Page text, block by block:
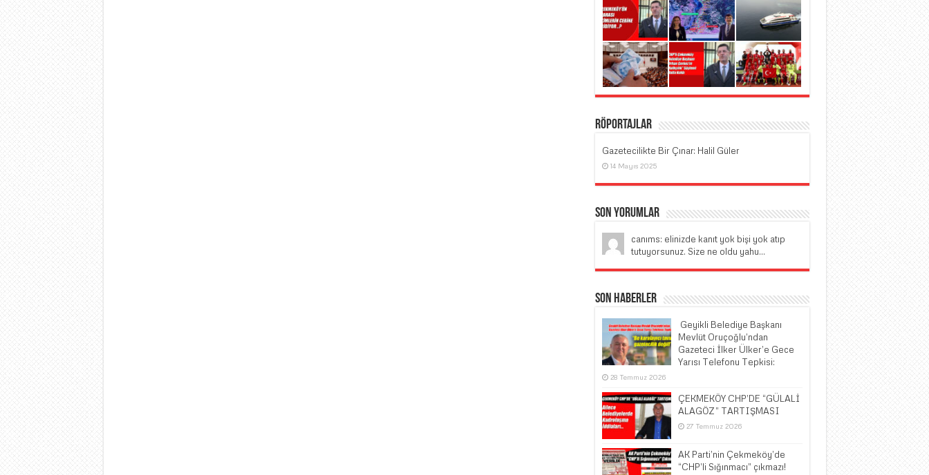
Röportajlar
Gazetecilikte Bir Çınar: Halil Güler
14 Mayıs 2025
Son Yorumlar
canıms: elinizde kanıt yok bişi yok atıp
tutuyorsunuz. Size ne oldu yahu...
Son Haberler
​ Geyikli Belediye Başkanı
Mevlüt Oruçoğlu’ndan
Gazeteci İlker Ülker’e Gece
Yarısı Telefonu Tepkisi:
28 Temmuz 2026
ÇEKMEKÖY CHP’DE “GÜLALİ
ALAGÖZ” TARTIŞMASI
27 Temmuz 2026
AK Parti’nin Çekmeköy’de
“CHP’li Sığınmacı” çıkmazı!